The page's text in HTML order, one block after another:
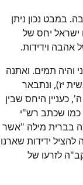
במבט נכון ניתן
ישראל יחס של
אהבה וידידות.
והיה תמים. ואתנה
יז), ונתבאר
כעניין היחס שבין
כמו שכתב רש"י
בברית מילה "אשר
להציל ידידות שארנו
לזרעו של